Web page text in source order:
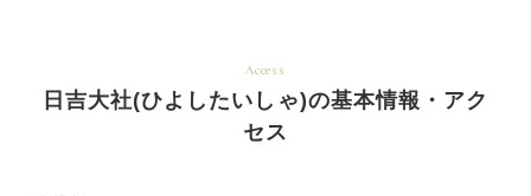
Access
日吉大社(ひよしたいしゃ)の基本情報・アク
セス